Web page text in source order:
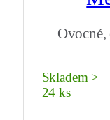
Skladem >
24 ks